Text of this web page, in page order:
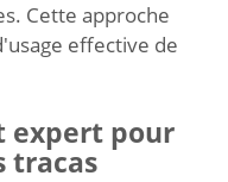
Cette approche
effective de
expert pour
tracas